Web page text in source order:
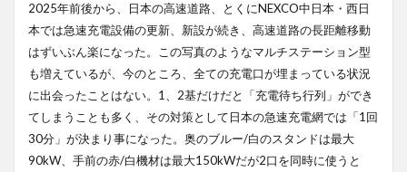
2025年前後から、日本の高速道路、とくにNEXCO中日本・西日
本では急速充電設備の更新、新設が続き、高速道路の長距離移動
はずいぶん楽になった。この写真のようなマルチステーション型
も増えているが、今のところ、全ての充電口が埋まっている状況
に出会ったことはない。1、2基だけだと「充電待ち行列」ができ
てしまうことも多く、その対策として日本の急速充電網では「1回
30分」が決まり事になった。奥のブルー/白のスタンドは最大
90kW、手前の赤/白機材は最大150kWだが2口を同時に使うと